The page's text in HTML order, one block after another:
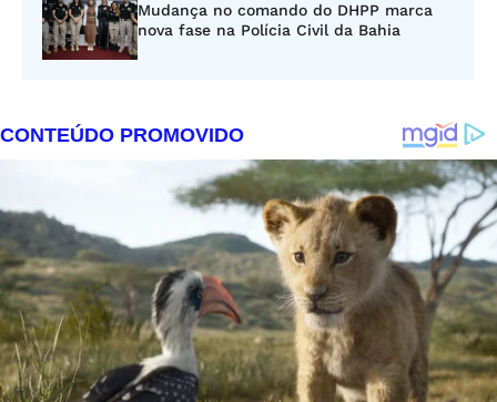
Mudança no comando do DHPP marca
nova fase na Polícia Civil da Bahia